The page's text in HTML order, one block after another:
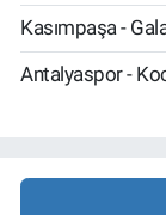
Kasımpaşa -
Antalyaspor -